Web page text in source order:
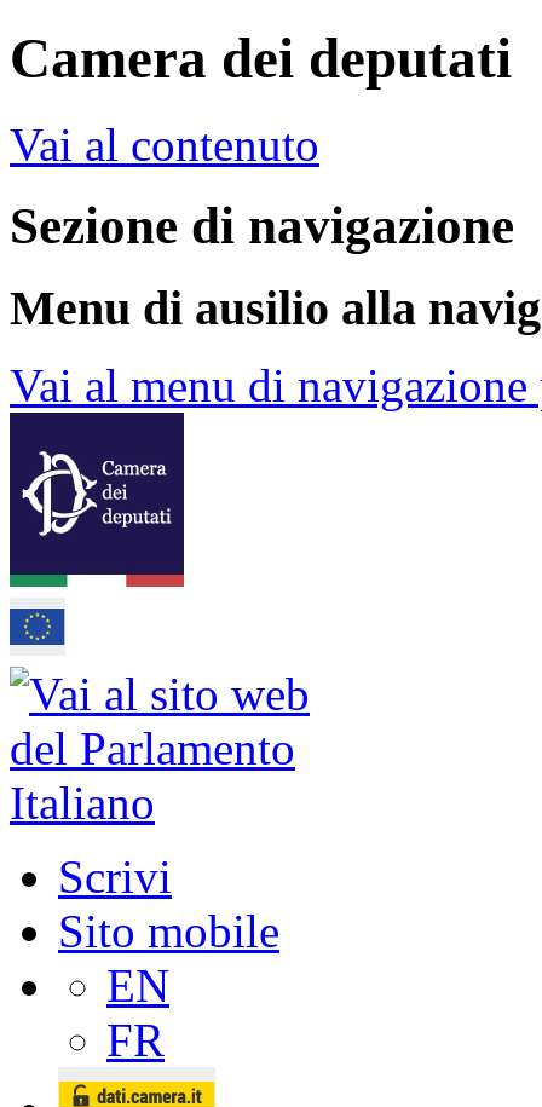
Camera dei deputati
Vai al contenuto
Sezione di navigazione
Menu di ausilio alla
Vai al menu di
Scrivi
Sito mobile
EN
FR